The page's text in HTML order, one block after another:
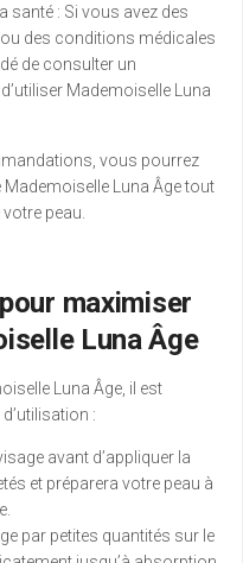
santé : Si vous avez des
des conditions médicales
de consulter un
Mademoiselle Luna
vous pourrez
Luna Âge tout
peau.
maximiser
Luna Âge
Luna Âge, il est
:
avant d’appliquer la
et préparera votre peau à
par petites quantités sur le